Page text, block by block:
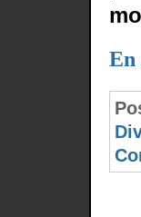
En